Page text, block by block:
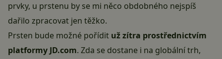
prvky, u prstenu by se mi něco obdobného nejspíš
dařilo zpracovat jen těžko.
Prsten bude možné pořídit už zítra prostřednictvím
platformy JD.com. Zda se dostane i na globální trh,